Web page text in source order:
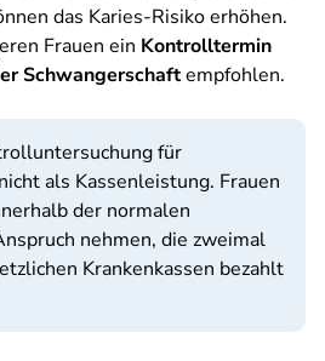
das Karies-Risiko erhöhen.
Frauen ein Kontrolltermin
Schwangerschaftempfohlen.
für
als Kassenleistung. Frauen
der normalen
nehmen, die zweimal
Krankenkassen bezahlt